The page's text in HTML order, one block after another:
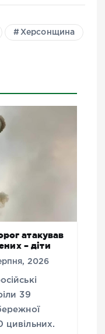
Херсонщина
атакував
– діти
2026
39